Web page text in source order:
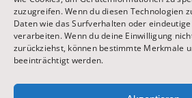
zuzugreifen. Wenn du diesen Technologien
Daten wie das Surfverhalten oder
verarbeiten. Wenn du deine Einwilligung
zurückziehst, können bestimmte Merkmale
beeinträchtigt werden.
Oktoberfest & Volksfeste
Zur Hauptseite